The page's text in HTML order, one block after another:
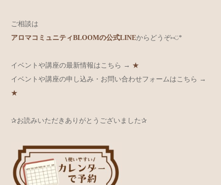
ご相談は
アロマコミュニティBLOOMの公式LINEからどうぞ⑅◡̈*
イベントや講座の最新情報はこちら → ★
イベントや講座の申し込み・お問い合わせフォームはこちら →
★
✰お読みいただきありがとうございました✰